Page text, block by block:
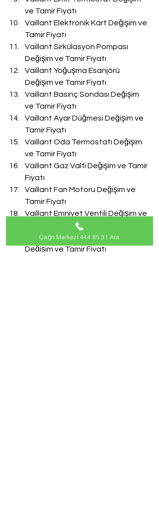
ve Tamir Fiyatı
Vaillant Elektronik Kart Değişim ve
Tamir Fiyatı
Vaillant Sirkülasyon Pompası
Değişim ve Tamir Fiyatı
Vaillant Yoğuşma Esanjörü
Değişim ve Tamir Fiyatı
Vaillant Basınç Sondası Değişim
ve Tamir Fiyatı
Vaillant Ayar Düğmesi Değişim ve
Tamir Fiyatı
Vaillant Oda Termostatı Değişim
ve Tamir Fiyatı
Vaillant Gaz Valfi Değişim ve Tamir
Fiyatı
Vaillant Fan Motoru Değişim ve
Tamir Fiyatı
Vaillant Emniyet Ventili Değişim ve
Vaillant Doldurma Musluğu
Değişim ve Tamir Fiyatı
Çağrı Merkezi 444 85 31 Ara